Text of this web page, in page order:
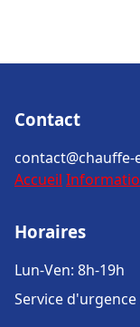
Contact
contact@chauffe-
Accueil
Horaires
Lun-Ven: 8h-19h
Service d'urgence